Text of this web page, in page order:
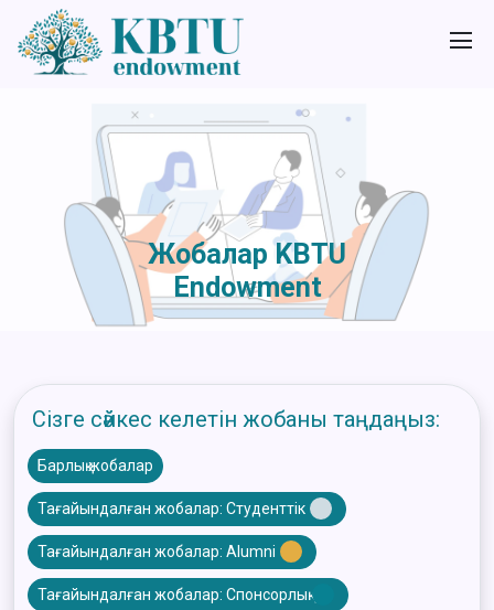
Жобалар KBTU
Endowment
Сізге сәйкес келетін жобаны таңдаңыз:
Барлық жобалар
Тағайындалған жобалар: Студенттік
Тағайындалған жобалар: Alumni
Тағайындалған жобалар: Спонсорлық